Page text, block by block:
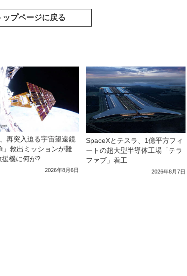
ップページに戻る
再突入迫る宇宙望遠鏡
」救出ミッションが難
機に何が?
2026年8月6日
SpaceXとテスラ、1億平方フィ
ートの超大型半導体工場「テラ
ファブ」着工
2026年8月7日